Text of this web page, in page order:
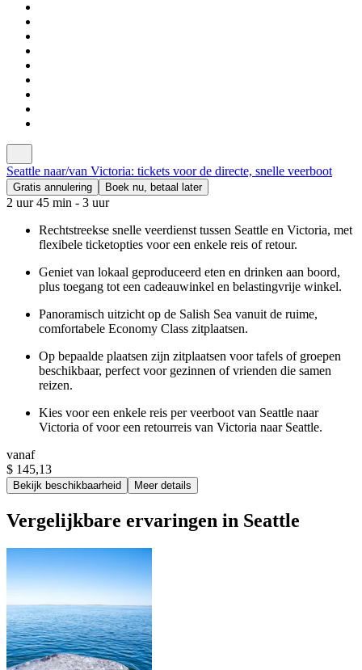
Seattle naar/van Victoria: tickets voor de directe, snelle veerboot
Gratis annulering Boek nu, betaal later
2 uur 45 min - 3 uur
Rechtstreekse snelle veerdienst tussen Seattle en Victoria, met
flexibele ticketopties voor een enkele reis of retour.
Geniet van lokaal geproduceerd eten en drinken aan boord,
plus toegang tot een cadeauwinkel en belastingvrije winkel.
Panoramisch uitzicht op de Salish Sea vanuit de ruime,
comfortabele Economy Class zitplaatsen.
Op bepaalde plaatsen zijn zitplaatsen voor tafels of groepen
beschikbaar, perfect voor gezinnen of vrienden die samen
reizen.
Kies voor een enkele reis per veerboot van Seattle naar
Victoria of voor een retourreis van Victoria naar Seattle.
vanaf
$ 145,13
Bekijk beschikbaarheid Meer details
Vergelijkbare ervaringen in Seattle